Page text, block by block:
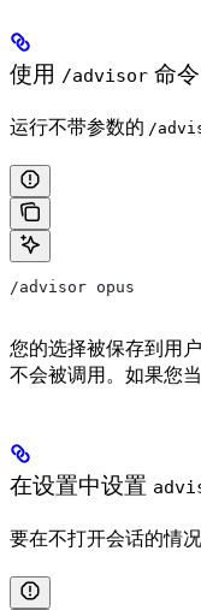
使用 /advisor命令
运行不带参数的 /
/advisor opus
您的选择被保存到用
不会被调用。如果您
在设置中设置
要在不打开会话的情